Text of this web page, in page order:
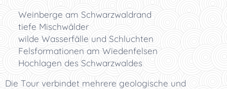
🍇 Weinberge am Schwarzwaldrand
🌳 tiefe Mischwälder
💧 wilde Wasserfälle und Schluchten
🪨 Felsformationen am Wiedenfelsen
⛰️ Hochlagen des Schwarzwaldes
Die Tour verbindet mehrere geologische und